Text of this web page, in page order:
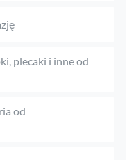
plecaki i inne od
od